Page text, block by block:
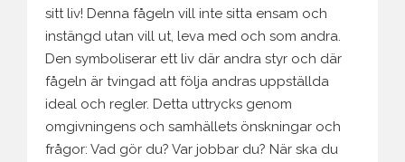
sitt liv! Denna fågeln vill inte sitta ensam och
instängd utan vill ut, leva med och som andra.
Den symboliserar ett liv där andra styr och där
fågeln är tvingad att följa andras uppställda
ideal och regler. Detta uttrycks genom
omgivningens och samhällets önskningar och
frågor: Vad gör du? Var jobbar du? När ska du